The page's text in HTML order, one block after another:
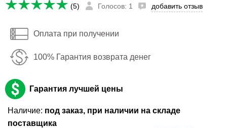
(5) Голосов: 1 добавить отзыв
Оплата при получении
100% Гарантия возврата денег
Гарантия лучшей цены
Наличие: под заказ, при наличии на складе
поставщика
Я даю согласие на обработку персональных данных